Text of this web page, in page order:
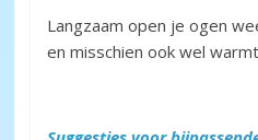
Langzaam open je ogen
en misschien ook wel